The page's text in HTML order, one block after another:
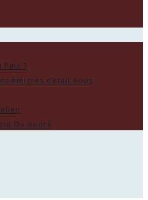
Paix ?
émigrés c’était nous
De André